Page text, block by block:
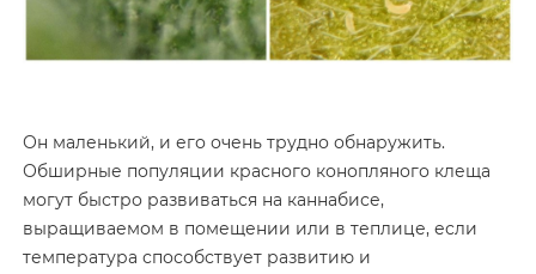
Он маленький, и его очень трудно обнаружить.
Обширные популяции красного конопляного клеща
могут быстро развиваться на каннабисе,
выращиваемом в помещении или в теплице, если
температура способствует развитию и